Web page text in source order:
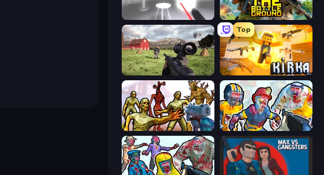
SuperHot The Battleground
Dead Zed
Top
Kirka.io
Monster Shooter Apocalypse Zombies Shooter: Part 2